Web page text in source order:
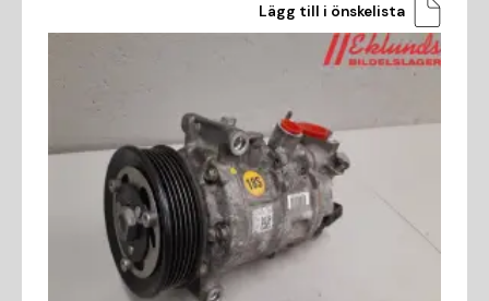
Lägg till i önskelista